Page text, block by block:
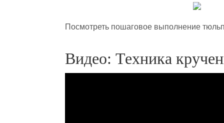
Посмотреть пошаговое выполнение
Видео: Техника